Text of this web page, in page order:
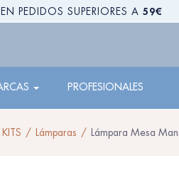
PEDIDOS SUPERIORES A 59€
PROFESIONALES
Lámparas Lámpara Mesa